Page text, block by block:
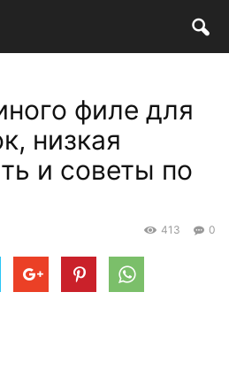
филе для
низкая
и советы по
0
413